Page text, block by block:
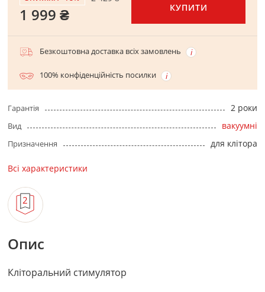
1 999 ₴ КУПИТИ
Безкоштовна доставка всіх замовлень
100% конфіденційність посилки
Гарантія 2 роки
Вид вакуумні
Призначення для клітора
Всі характеристики
Опис
Кліторальний стимулятор